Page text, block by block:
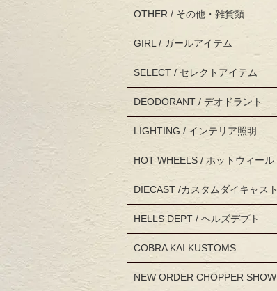
OTHER / その他・雑貨類
GIRL / ガールアイテム
SELECT / セレクトアイテム
DEODORANT / デオドラント
LIGHTING / インテリア照明
HOT WHEELS / ホットウィール
DIECAST /カスタムダイキャスト
HELLS DEPT / ヘルズデプト
COBRA KAI KUSTOMS
NEW ORDER CHOPPER SHOW